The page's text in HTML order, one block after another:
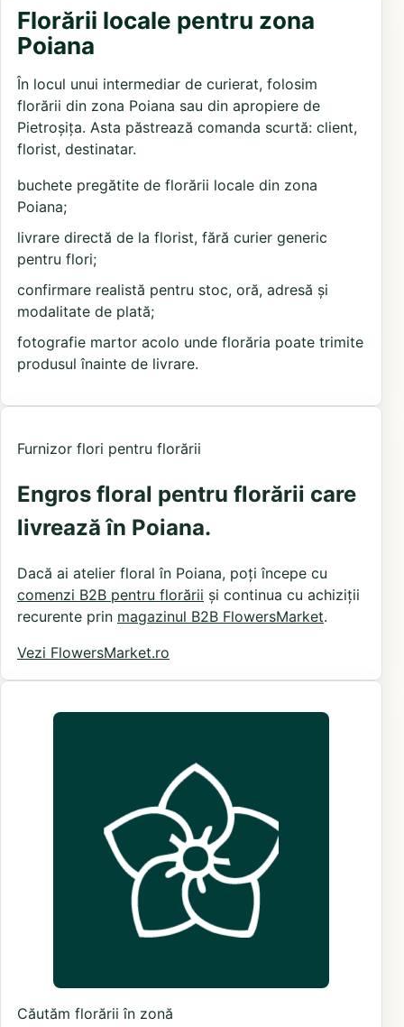
Florării locale pentru zona
Poiana
În locul unui intermediar de curierat, folosim
florării din zona Poiana sau din apropiere de
Pietroșița. Asta păstrează comanda scurtă: client,
florist, destinatar.
buchete pregătite de florării locale din zona
Poiana;
livrare directă de la florist, fără curier generic
pentru flori;
confirmare realistă pentru stoc, oră, adresă și
modalitate de plată;
fotografie martor acolo unde florăria poate trimite
produsul înainte de livrare.
Furnizor flori pentru florării
Engros floral pentru florării care
livrează în Poiana.
Dacă ai atelier floral în Poiana, poți începe cu
comenzi B2B pentru florării și continua cu achiziții
recurente prin magazinul B2B FlowersMarket.
Vezi FlowersMarket.ro
Căutăm florării în zonă